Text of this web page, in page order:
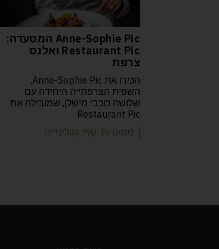
Anne-Sophie Pic המסעדה:
Restaurant Pic ואלנס
צרפת
הכירו את Anne-Sophie Pic,
השפית הצרפתייה היחידה עם
שלושה כוכבי מישלן, שמובילה את
Restaurant Pic
| מסעדות שף וקולינריה